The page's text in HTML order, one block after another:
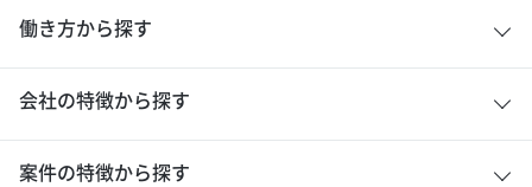
働き方から探す
会社の特徴から探す
案件の特徴から探す